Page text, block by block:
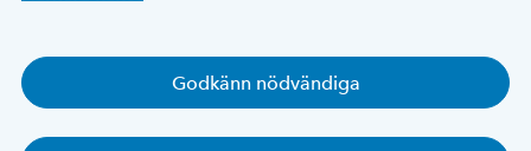
Godkänn nödvändiga